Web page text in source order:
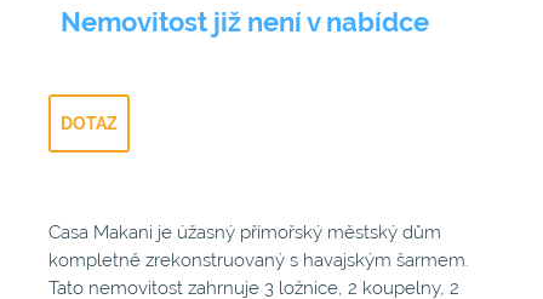
Nemovitost již není v nabídce
DOTAZ
Casa Makani je úžasný přímořský městský dům
kompletně zrekonstruovaný s havajským šarmem.
Tato nemovitost zahrnuje 3 ložnice, 2 koupelny, 2